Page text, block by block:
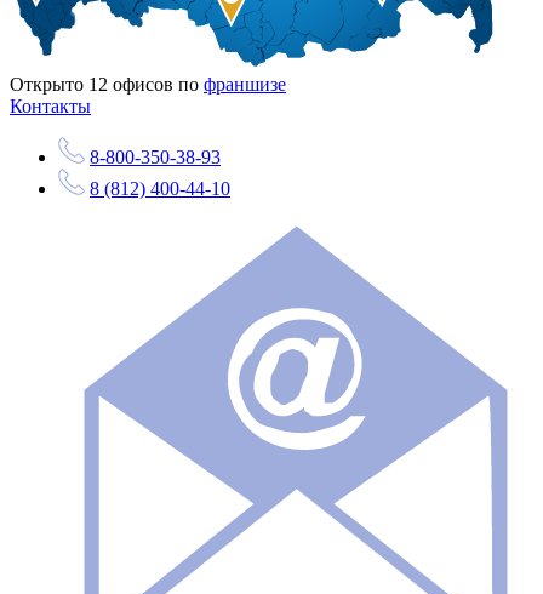
Открыто 12 офисов по франшизе
Контакты
8-800-350-38-93
8 (812) 400-44-10